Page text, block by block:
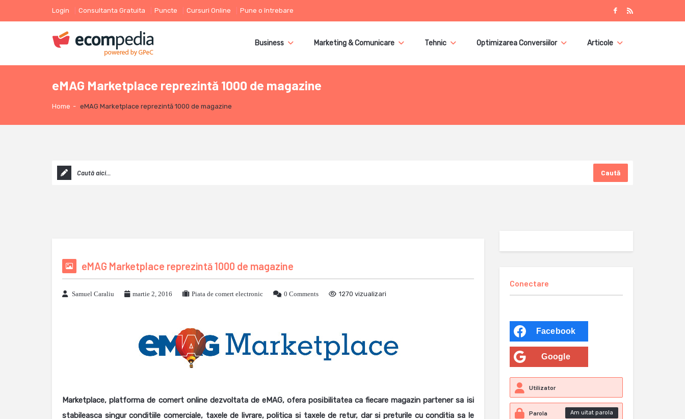
Login Consultanta Gratuita Puncte Cursuri Online Pune o întrebare
Business Marketing & Comunicare Tehnic Optimizarea Conversiilor Articole
eMAG Marketplace reprezintă 1000 de magazine
Home - eMAG Marketplace reprezintă 1000 de magazine
Caută
eMAG Marketplace reprezintă 1000 de magazine
Samuel Caraliu martie 2, 2016 Piata de comert electronic 0 Comments 1270 vizualizari
Marketplace, platforma de comert online dezvoltata de eMAG, ofera posibilitatea ca fiecare magazin partenersa isi
stabileasca singur conditiile comerciale, taxele de livrare, politica si taxele de retur, dar si preturile cu conditia sa le
Conectare
Facebook
Google
Am uitat parola